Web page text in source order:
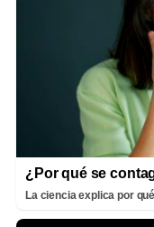
¿Por qué se
La ciencia explica por